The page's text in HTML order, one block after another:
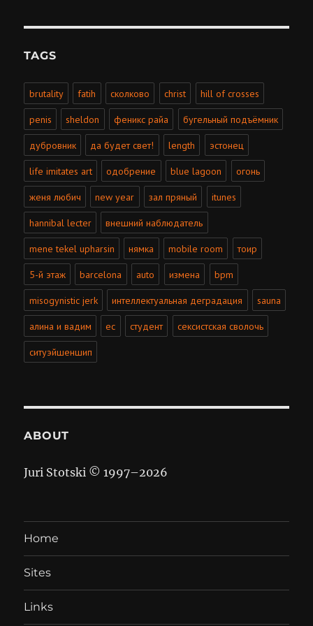
TAGS
brutality fatih сколково christ hill of crosses
penis sheldon феникс райа бугельный подъёмник
дубровник да будет свет! length эстонец
life imitates art одобрение blue lagoon огонь
женя любич new year зал пряный itunes
hannibal lecter внешний наблюдатель
mene tekel upharsin нямка mobile room тоир
5-й этаж barcelona auto измена bpm
misogynistic jerk интеллектуальная деградация sauna
алина и вадим ес студент сексистская сволочь
ситуэйшеншип
ABOUT
Juri Stotski © 1997–2026
Home
Sites
Links